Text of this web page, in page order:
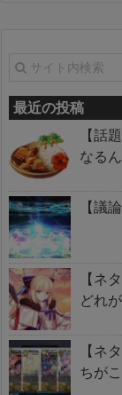
最近の投稿
【話
なる
【議
【ネ
どれ
【ネ
ちが